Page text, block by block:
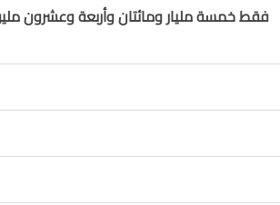
فقط خمسة مليار ومائتان وأربعة وعشرون